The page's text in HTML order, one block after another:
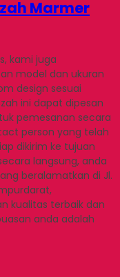
Marmer
kami juga
model dan ukuran
design sesuai
ini dapat dipesan
pemesanan secara
person yang telah
dikirim ke tujuan
langsung, anda
beralamatkan di Jl.
kualitas terbaik dan
anda adalah